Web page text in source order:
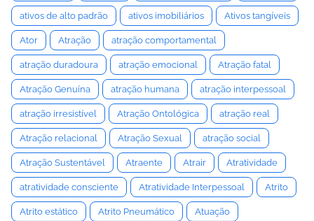
ativos de alto padrão ativos imobiliários Ativos tangíveis
Ator Atração atração comportamental
atração duradoura atração emocional Atração fatal
Atração Genuína atração humana atração interpessoal
atração irresistível Atração Ontológica atração real
Atração relacional Atração Sexual atração social
Atração Sustentável Atraente Atrair Atratividade
atratividade consciente Atratividade Interpessoal Atrito
Atrito estático Atrito Pneumático Atuação